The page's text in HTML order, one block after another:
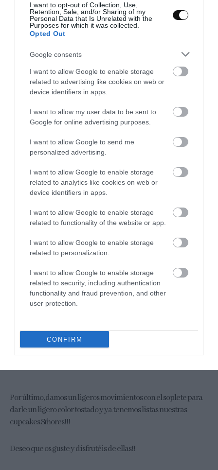
I want to opt-out of Collection, Use,
Retention, Sale, and/or Sharing of my
Personal Data that Is Unrelated with the
Purposes for which it was collected.
Opted Out
Google consents
I want to allow Google to enable storage
related to advertising like cookies on web or
device identifiers in apps.
I want to allow my user data to be sent to
Google for online advertising purposes.
I want to allow Google to send me
personalized advertising.
I want to allow Google to enable storage
related to analytics like cookies on web or
device identifiers in apps.
I want to allow Google to enable storage
related to functionality of the website or app.
I want to allow Google to enable storage
related to personalization.
I want to allow Google to enable storage
related to security, including authentication
functionality and fraud prevention, and other
user protection.
CONFIRM
Veremos que el merengue irá tomando más consistencia. Ha
de quedar muy firme y muy brillante. Este proceso nos llevará
alrededor de12 minutos.
Pasamos a montar los cupcakes.
Una vez frias las cupcakes, procederemos a cubrir con el
glaseado de chocolate. Lo habremos dejado enfriar hasta que
hayamos obtenido la consistencia deseada.
Dejamos secar y procedemos a decorar con el frosting.
Por último, damos un ligeros movimientos con el soplete para
darle un ligero color tostado y ya tenemos listas nuestras
cupcakes S´mores!!!
Deseo que os guste y disfrutéis de ellas!!